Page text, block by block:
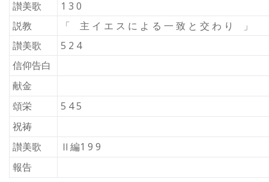
讃美歌
1 3 0
説教
「 主 イ エ ス に よ る 一 致 と 交 わ り 」
讃美歌
5 2 4
信仰告白
献金
頌栄
5 4 5
祝祷
讃美歌
Ⅱ編1 9 9
報告